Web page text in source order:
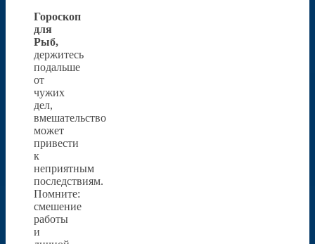
Гороскоп
для
Рыб,
держитесь
подальше
от
чужих
дел,
вмешательство
может
привести
к
неприятным
последствиям.
Помните:
смешение
работы
и